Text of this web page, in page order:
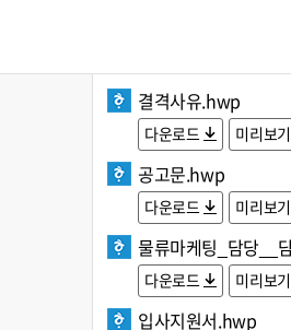
결격사유.hwp
다운로드 미리보기
공고문.hwp
다운로드 미리보기
물류마케팅_담당__
다운로드 미리보기
입사지원서.hwp